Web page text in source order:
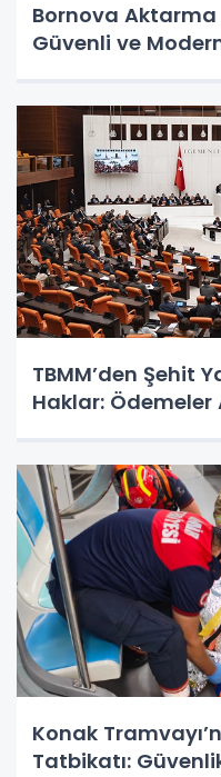
Bornova Aktarma
Güvenli ve
TBMM’den Şehit
Haklar: Ödemeler
Konak
Tatbikatı: